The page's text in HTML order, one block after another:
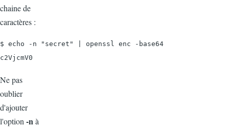
chaine de
caractères :
$ echo -n "secret" | openssl enc -base64
c2VjcmV0
Ne pas
oublier
d'ajouter
l'option -nà